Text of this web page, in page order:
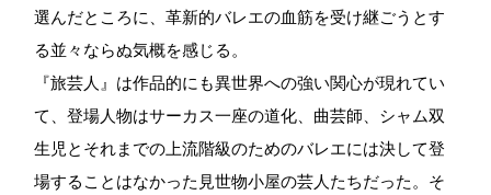
選んだところに、革新的バレエの血筋を受け継ごうとす
る並々ならぬ気概を感じる。
『旅芸人』は作品的にも異世界への強い関心が現れてい
て、登場人物はサーカス一座の道化、曲芸師、シャム双
生児とそれまでの上流階級のためのバレエには決して登
場することはなかった見世物小屋の芸人たちだった。そ